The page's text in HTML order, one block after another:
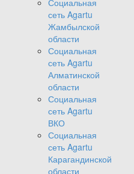
Социальная
сеть Agartu
Жамбылской
области
Социальная
сеть Agartu
Алматинской
области
Социальная
сеть Agartu
ВКО
Социальная
сеть Agartu
Карагандинской
области